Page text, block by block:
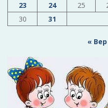
23
24 25
30
31
« Вер